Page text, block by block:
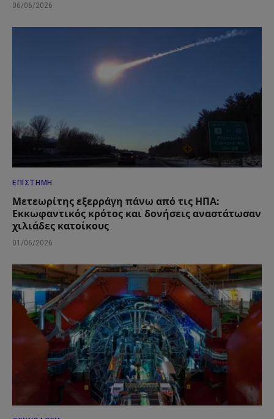
06/06/2026
ΕΠΙΣΤΉΜΗ
Μετεωρίτης εξερράγη πάνω από τις ΗΠΑ:
Εκκωφαντικός κρότος και δονήσεις αναστάτωσαν
χιλιάδες κατοίκους
01/06/2026